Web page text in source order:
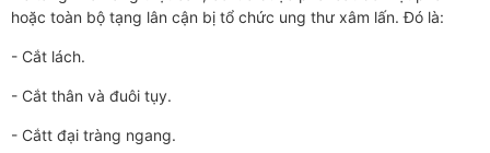
hoặc toàn bộ tạng lân cận bị tổ chức ung thư xâm lấn. Đó là:
- Cắt lách.
- Cắt thân và đuôi tụy.
- Cắtt đại tràng ngang.